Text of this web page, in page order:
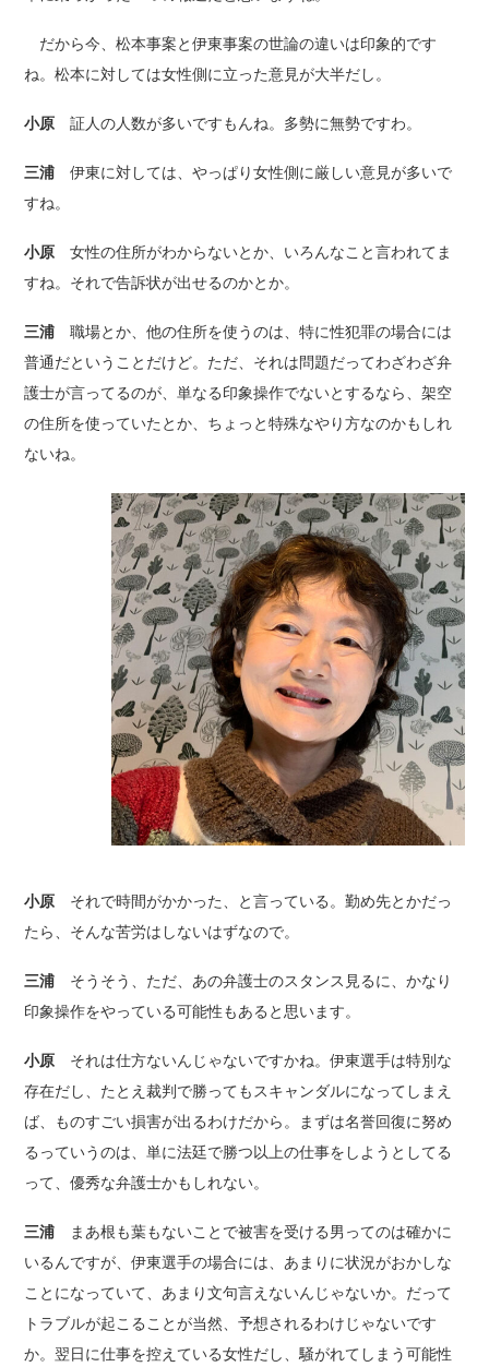
だから今、松本事案と伊東事案の世論の違いは印象的です
ね。松本に対しては女性側に立った意見が大半だし。
小原 証人の人数が多いですもんね。多勢に無勢ですわ。
三浦 伊東に対しては、やっぱり女性側に厳しい意見が多いで
すね。
小原 女性の住所がわからないとか、いろんなこと言われてま
すね。それで告訴状が出せるのかとか。
三浦 職場とか、他の住所を使うのは、特に性犯罪の場合には
普通だということだけど。ただ、それは問題だってわざわざ弁
護士が言ってるのが、単なる印象操作でないとするなら、架空
の住所を使っていたとか、ちょっと特殊なやり方なのかもしれ
ないね。
小原 それで時間がかかった、と言っている。勤め先とかだっ
たら、そんな苦労はしないはずなので。
三浦 そうそう、ただ、あの弁護士のスタンス見るに、かなり
印象操作をやっている可能性もあると思います。
小原 それは仕方ないんじゃないですかね。伊東選手は特別な
存在だし、たとえ裁判で勝ってもスキャンダルになってしまえ
ば、ものすごい損害が出るわけだから。まずは名誉回復に努め
るっていうのは、単に法廷で勝つ以上の仕事をしようとしてる
って、優秀な弁護士かもしれない。
三浦 まあ根も葉もないことで被害を受ける男ってのは確かに
いるんですが、伊東選手の場合には、あまりに状況がおかしな
ことになっていて、あまり文句言えないんじゃないか。だって
トラブルが起こることが当然、予想されるわけじゃないです
か。翌日に仕事を控えている女性だし、騒がれてしまう可能性